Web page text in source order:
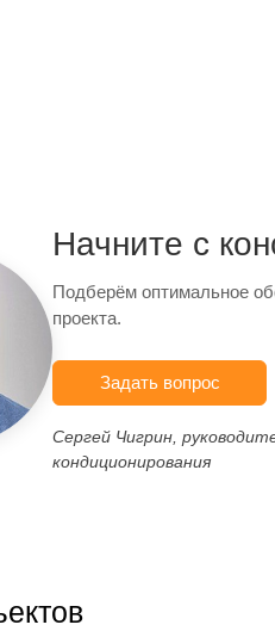
Начните с
Подберём оптимальное
проекта.
Задать вопрос
Сергей Чигрин,
кондиционирования